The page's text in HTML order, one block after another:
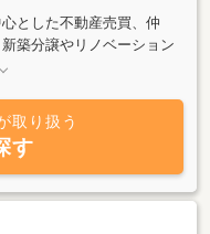
とした不動産売買、仲
築分譲やリノベーション
適な居住空間をご提案し
値段にてご自宅を売却で
産の買取・査定は全国ど
を致します。 件数や業績
てお手伝いできるよう心
ださい。
取り扱う
す